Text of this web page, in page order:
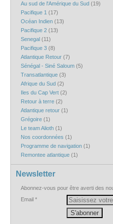
Au sud de l'Amérique du Sud (19)
Pacifique 1 (17)
Océan Indien (13)
Pacifique 2 (13)
Senegal (11)
Pacifique 3 (8)
Atlantique Retour (7)
Sénégal - Siné Saloum (5)
Transatlantique (3)
Afrique du Sud (2)
Iles du Cap Vert (2)
Retour à terre (2)
Atlantique retour (1)
Grégoire (1)
Le team Alioth (1)
Nos coordonnées (1)
Programme de navigation (1)
Remontee atlantique (1)
Newsletter
Abonnez-vous pour être averti des
Email